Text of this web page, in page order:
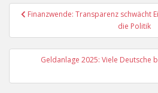
Beitragsnavigation
Finanzwende: Transparenz schwächt
die Politik
Geldanlage 2025: Viele